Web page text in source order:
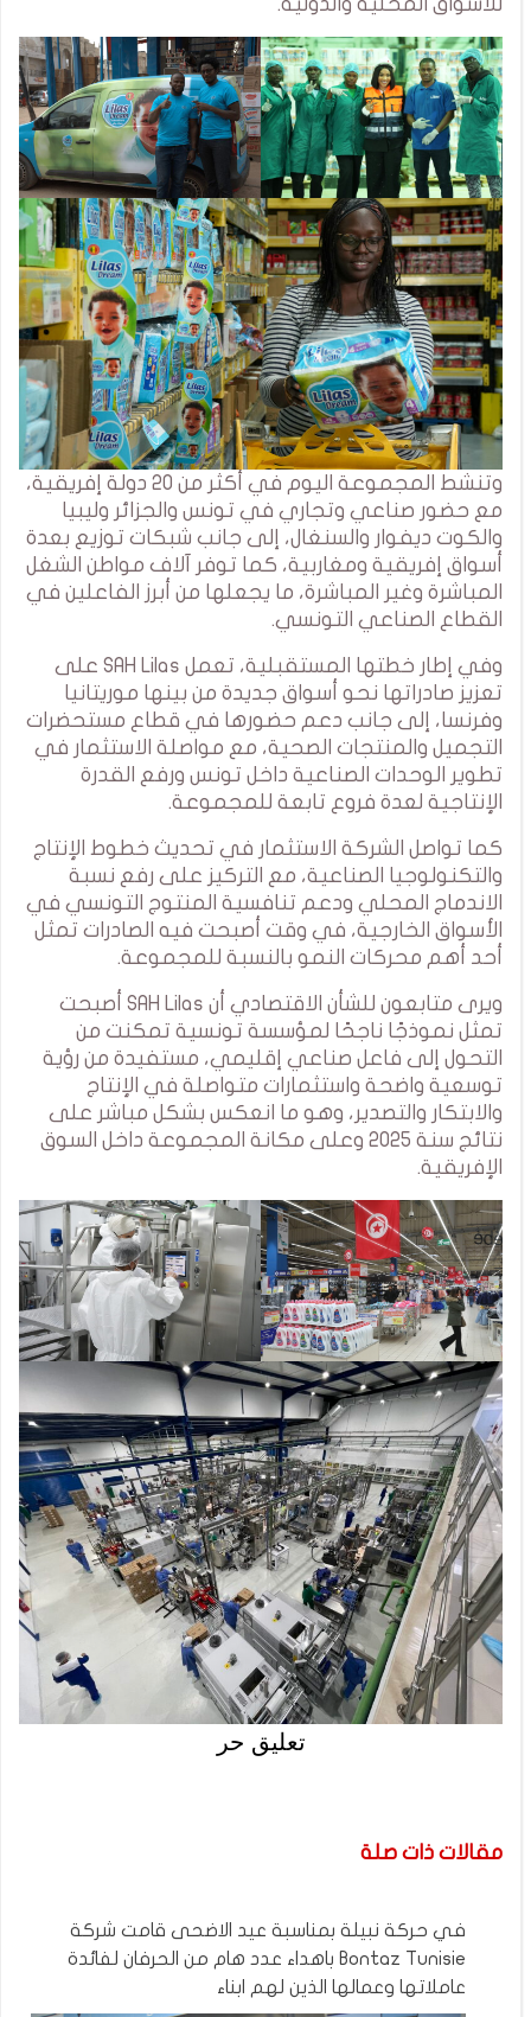
وتنشط المجموعة اليوم في أكثر من 20 دولة إفريقية،
مع حضور صناعي وتجاري في تونس والجزائر وليبيا
والكوت ديفوار والسنغال، إلى جانب شبكات توزيع بعدة
أسواق إفريقية ومغاربية، كما توفر آلاف مواطن الشغل
المباشرة وغير المباشرة، ما يجعلها من أبرز الفاعلين في
القطاع الصناعي التونسي.
وفي إطار خطتها المستقبلية، تعمل SAH Lilas على
تعزيز صادراتها نحو أسواق جديدة من بينها موريتانيا
وفرنسا، إلى جانب دعم حضورها في قطاع مستحضرات
التجميل والمنتجات الصحية، مع مواصلة الاستثمار في
تطوير الوحدات الصناعية داخل تونس ورفع القدرة
الإنتاجية لعدة فروع تابعة للمجموعة.
كما تواصل الشركة الاستثمار في تحديث خطوط الإنتاج
والتكنولوجيا الصناعية، مع التركيز على رفع نسبة
الاندماج المحلي ودعم تنافسية المنتوج التونسي في
الأسواق الخارجية، في وقت أصبحت فيه الصادرات تمثل
أحد أهم محركات النمو بالنسبة للمجموعة.
ويرى متابعون للشأن الاقتصادي أن SAH Lilas أصبحت
تمثل نموذجًا ناجحًا لمؤسسة تونسية تمكنت من
التحول إلى فاعل صناعي إقليمي، مستفيدة من رؤية
توسعية واضحة واستثمارات متواصلة في الإنتاج
والابتكار والتصدير، وهو ما انعكس بشكل مباشر على
نتائج سنة 2025 وعلى مكانة المجموعة داخل السوق
الإفريقية.
تعليق حر
مقالات ذات صلة
في حركة نبيلة بمناسبة عيد الاضحى قامت شركة
Bontaz Tunisie باهداء عدد هام من الحرفان لفائدة
عاملاتها وعمالها الذين لهم ابناء